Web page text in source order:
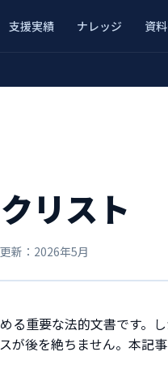
支援実績 ナレッジ 資
リスト
新：2026年5月
る重要な法的文書です。
後を絶ちません。本記